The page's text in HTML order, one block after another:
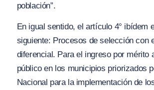
población”.
En igual sentido, el artículo 4° ibídem
siguiente: Procesos de selección con
diferencial. Para el ingreso por mérito
público en los municipios priorizados
Nacional para la implementación de